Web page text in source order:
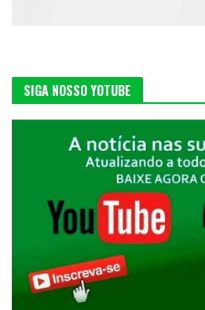
SIGA NOSSO YOTUBE